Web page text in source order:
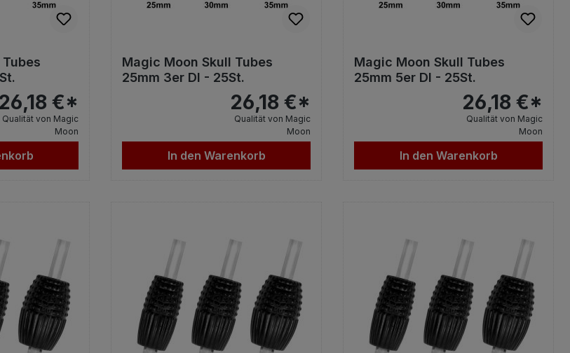
26,18 €*
Qualität von Magic
Moon
Magic Moon Skull Tubes
25mm 3er DI - 25St.
26,18 €*
Qualität von Magic
Moon
In den Warenkorb
Magic Moon Skull Tubes
25mm 5er DI - 25St.
26,18 €*
Qualität von Magic
Moon
In den Warenkorb